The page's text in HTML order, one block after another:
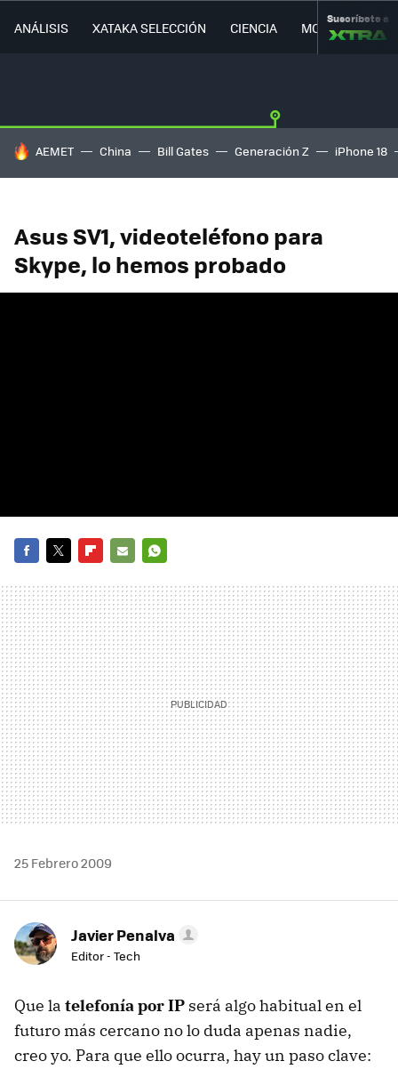
ANÁLISIS XATAKA SELECCIÓN CIENCIA MOVILIDAD
Suscríbete a
HOY SE HABLA DE
AEMET China Bill Gates Generación Z iPhone 18
Asus SV1, videoteléfono para
Skype, lo hemos probado
MAIL
25 Febrero 2009
Javier Penalva
Editor - Tech
Que la telefonía por IP será algo habitual en el
futuro más cercano no lo duda apenas nadie,
creo yo. Para que ello ocurra, hay un paso clave: